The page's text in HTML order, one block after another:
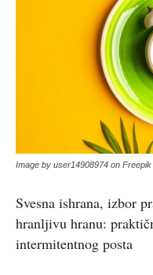
Image by user14908974 on Freepik
Svesna ishrana, izbor
hranljivu hranu:
intermitentnog posta